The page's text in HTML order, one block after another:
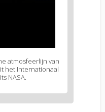
atmosfeerlijn van
het Internationaal
NASA.